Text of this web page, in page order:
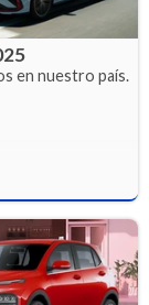
en nuestro país.